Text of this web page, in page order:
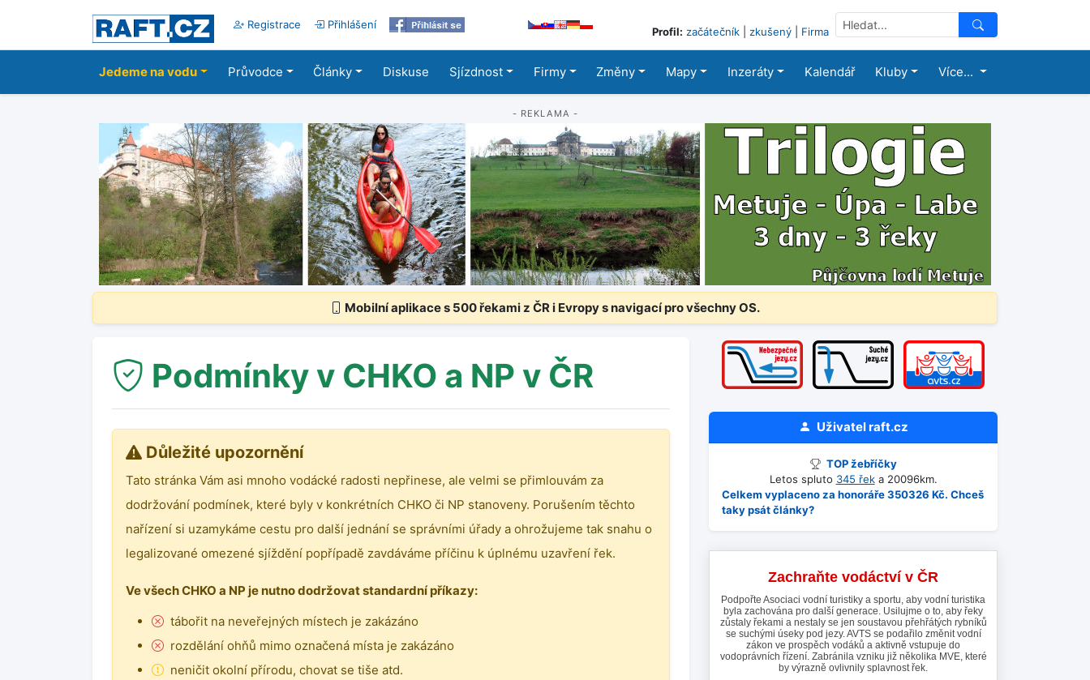
Registrace Přihlášení
Profil: začátečník zkušený Firma
Jedeme na vodu Průvodce Články Diskuse Sjízdnost Firmy Změny Mapy Inzeráty Kalendář Kluby Více...
- REKLAMA -
Mobilní aplikace s 500 řekami z ČR i Evropy s navigací pro všechny OS.
Podmínky v CHKO a NP v ČR
Důležité upozornění
Tato stránka Vám asi mnoho vodácké radosti nepřinese, ale velmi se přimlouvám za
dodržování podmínek, které byly v konkrétních CHKO či NP stanoveny. Porušením těchto
nařízení si uzamykáme cestu pro další jednání se správními úřady a ohrožujeme tak snahu o
legalizované omezené sjíždění popřípadě zavdáváme příčinu k úplnému uzavření řek.
Ve všech CHKO a NP je nutno dodržovat standardní příkazy:
tábořit na neveřejných místech je zakázáno
rozdělání ohňů mimo označená místa je zakázáno
neničit okolní přírodu, chovat se tiše atd.
Uživatelraft.cz
TOP žebříčky
Letos spluto 345 řeka 20096km.
Celkem vyplaceno za honoráře 350326 Kč. Chceš
taky psát články?